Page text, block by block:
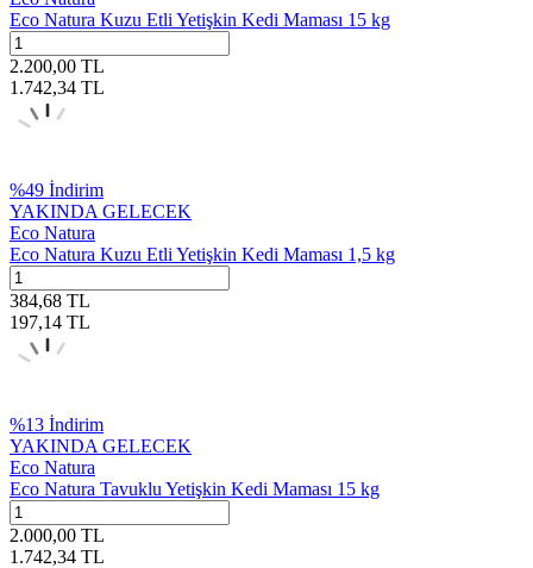
Eco Natura Kuzu Etli Yetişkin Kedi Maması 15 kg
2.200,00 TL
1.742,34 TL
%49 İndirim
YAKINDA GELECEK
Eco Natura
Eco Natura Kuzu Etli Yetişkin Kedi Maması 1,5 kg
384,68 TL
197,14 TL
%13 İndirim
YAKINDA GELECEK
Eco Natura
Eco Natura Tavuklu Yetişkin Kedi Maması 15 kg
2.000,00 TL
1.742,34 TL